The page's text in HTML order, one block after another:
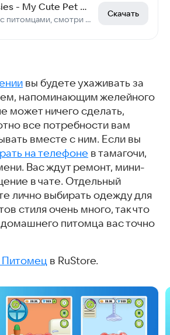
Smolsies - My Cute Pet House
Играй с питомцами, смотри мультики и получай сюрпризы
Скачать
вы будете ухаживать за
напоминающим желейного
может ничего сделать,
все потребности вам
вместе с ним. Если вы
на телефоне в тамагочи,
Вас ждут ремонт, мини-
в чате. Отдельный
лично выбирать одежду для
стиля очень много, так что
питомца вас точно
Питомец в RuStore.